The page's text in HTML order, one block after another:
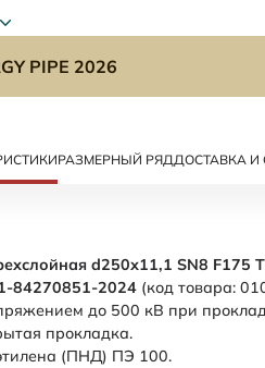
PIPE 2026
РАЗМЕРНЫЙ РЯДДОСТАВКА И
d250х11,1 SN8
84270851-2024 (код товара:
до 500 кВ при
прокладка.
(ПНД) ПЭ 100.